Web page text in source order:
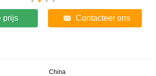
prijs Contacteer ons
China